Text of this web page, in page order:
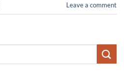
Leave a comment